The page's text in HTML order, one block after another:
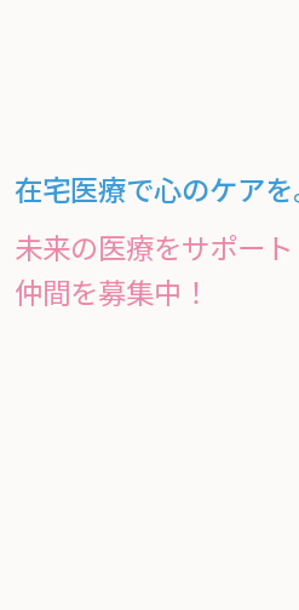
在宅医療で心のケアを
未来の医療をサポート
仲間を募集中！